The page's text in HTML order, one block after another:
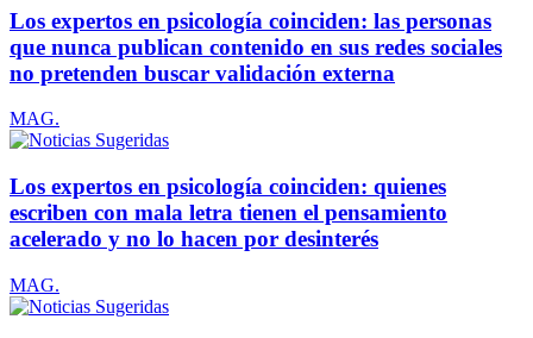
Los expertos en psicología coinciden: las personas
que nunca publican contenido en sus redes sociales
no pretenden buscar validación externa
MAG.
Los expertos en psicología coinciden: quienes
escriben con mala letra tienen el pensamiento
acelerado y no lo hacen por desinterés
MAG.